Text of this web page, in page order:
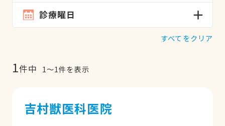
診療曜日
すべてをクリア
1件中 1〜1件を表示
吉村獣医科医院